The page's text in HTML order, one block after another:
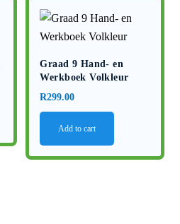
Graad 9 Hand- en
Werkboek Volkleur
R299.00
Add to cart